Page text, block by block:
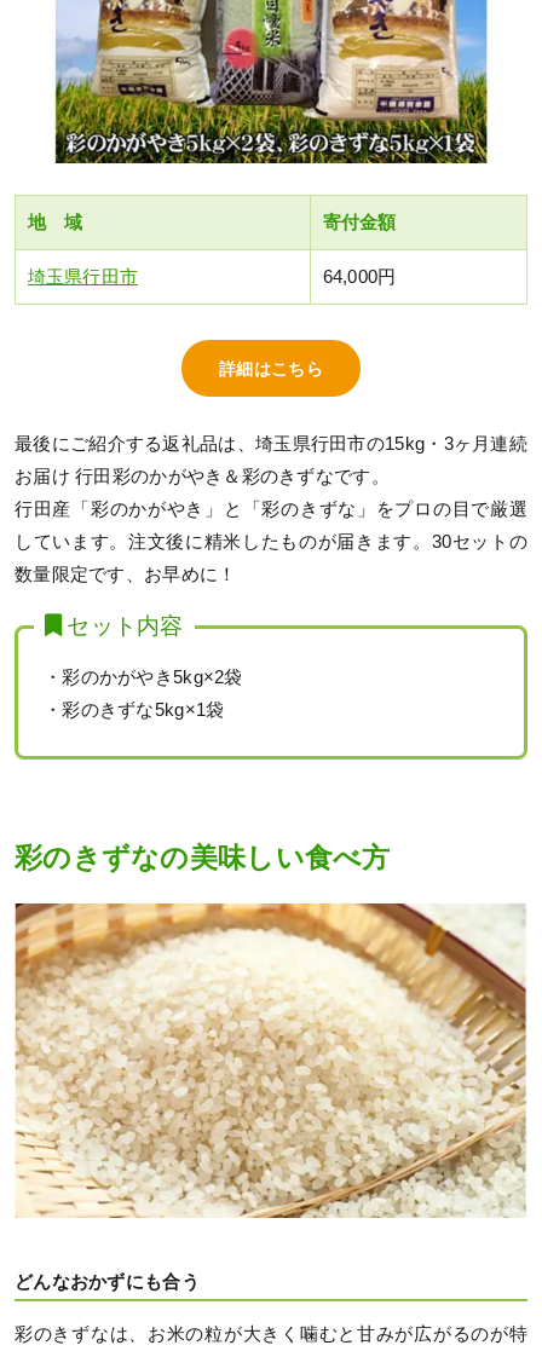
地 域 寄付金額
埼玉県行田市 64,000円
詳細はこちら
最後にご紹介する返礼品は、埼玉県行田市の15kg・3ヶ月連続
お届け 行田彩のかがやき＆彩のきずなです。
行田産「彩のかがやき」と「彩のきずな」をプロの目で厳選
しています。注文後に精米したものが届きます。30セットの
数量限定です、お早めに！
セット内容
・彩のかがやき5kg×2袋
・彩のきずな5kg×1袋
彩のきずなの美味しい食べ方
どんなおかずにも合う
彩のきずなは、お米の粒が大きく噛むと甘みが広がるのが特